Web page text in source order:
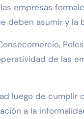
empresas
deben asumir y la
de las
luego de cumplir
a la